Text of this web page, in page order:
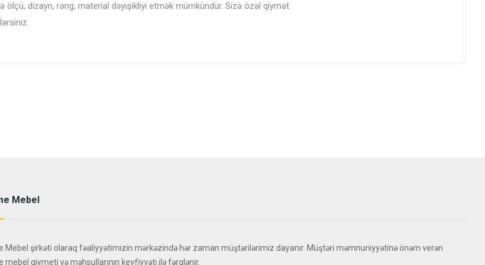
ölçü, dizayn, rəng, material dəyişikliyi etmək mümkündür. Sizə özəl qiymət
Mebel
Mebel şirkəti olaraq fəaliyyətimizin mərkəzində hər zaman müştərilərimiz dayanır. Müştəri məmnuniyyətinə önəm verən
mebel qiymeti və məhsullarının keyfiyyəti ilə fərqlənir.